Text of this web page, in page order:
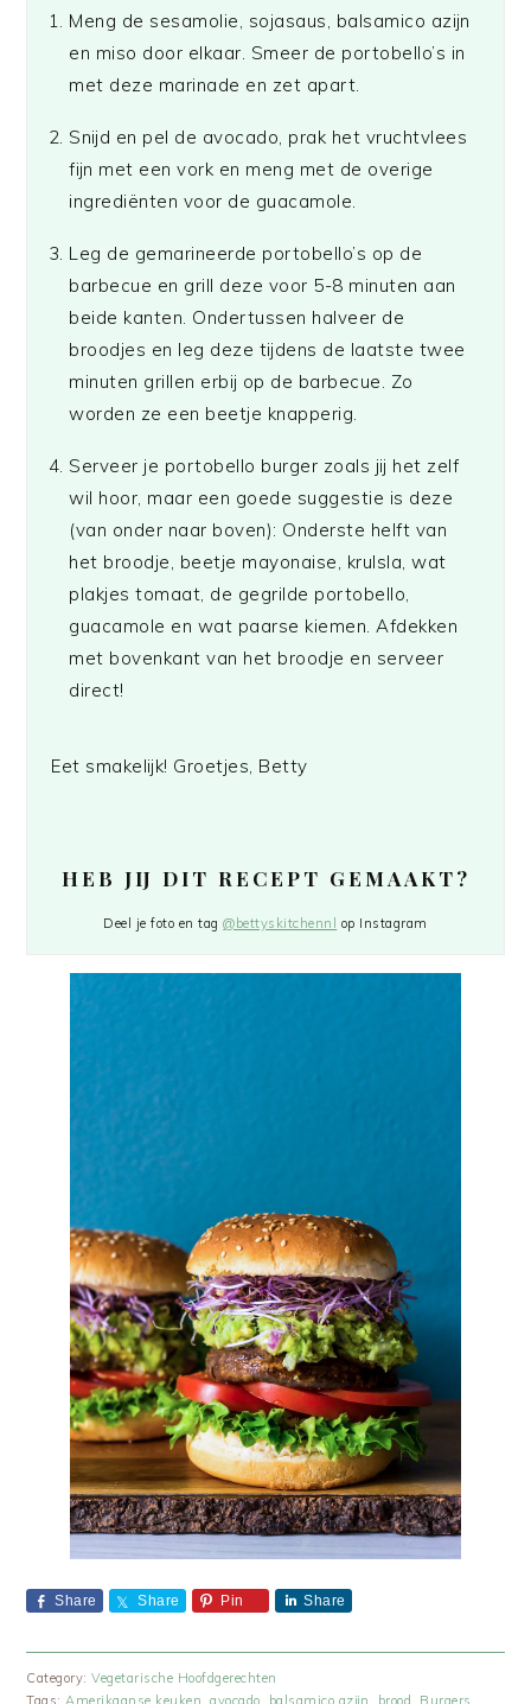
Meng de sesamolie, sojasaus, balsamico azijn
en miso door elkaar. Smeer de portobello’s in
met deze marinade en zet apart.
Snijd en pel de avocado, prak het vruchtvlees
fijn met een vork en meng met de overige
ingrediënten voor de guacamole.
Leg de gemarineerde portobello’s op de
barbecue en grill deze voor 5-8 minuten aan
beide kanten. Ondertussen halveer de
broodjes en leg deze tijdens de laatste twee
minuten grillen erbij op de barbecue. Zo
worden ze een beetje knapperig.
Serveer je portobello burger zoals jij het zelf
wil hoor, maar een goede suggestie is deze
(van onder naar boven): Onderste helft van
het broodje, beetje mayonaise, krulsla, wat
plakjes tomaat, de gegrilde portobello,
guacamole en wat paarse kiemen. Afdekken
met bovenkant van het broodje en serveer
direct!
Eet smakelijk! Groetjes, Betty
HEB JIJ DIT RECEPT GEMAAKT?
Deel je foto en tag@bettyskitchennl op Instagram
Share Share Pin Share
Category:Vegetarische Hoofdgerechten
Tags: Amerikaanse keuken ,avocado balsamico azijn brood Burgers